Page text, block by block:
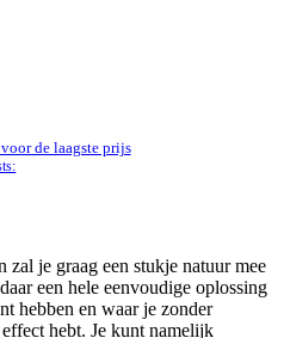
de laagste prijs
je graag een stukje natuur mee
een hele eenvoudige oplossing
hebben en waar je zonder
hebt. Je kunt namelijk